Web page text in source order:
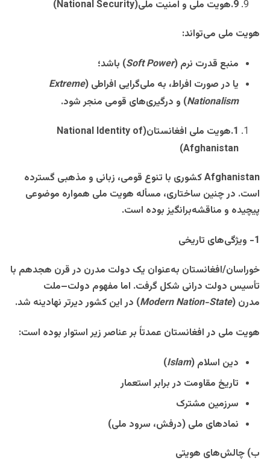
9
.هویت ملی و امنیت ملی(National Security)
هویت ملی می‌تواند:
منبع قدرت نرم (
Soft Power
) باشد؛
یا در صورت افراط، به ملی‌گرایی افراطی (
Extreme
Nationalism
) و درگیری‌های قومی منجر شود.
1
.هویت ملی افغانستان (National Identity of
Afghanistan)
Afghanistanکشوری با تنوع قومی، زبانی و مذهبی گسترده
است. در چنین ساختاری، مسأله هویت ملی همواره موضوعی
پیچیده و مناقشه‌برانگیز بوده است.
1- ویژگی‌های تاریخی
خوراسان/افغانستان به‌عنوان یک دولت مدرن در قرن هجدهم با
تأسیس دولت درانی شکل گرفت. اما مفهوم دولت–ملت
مدرن (
Modern Nation-State
) در این کشور دیرتر نهادینه شد.
هویت ملی در افغانستان عمدتاً بر عناصر زیر استوار بوده است:
دین اسلام (
Islam
)
تاریخ مقاومت در برابر استعمار
سرزمین مشترک
نمادهای ملی (درفش، سرود ملی)
ب) چالش‌های هویتی